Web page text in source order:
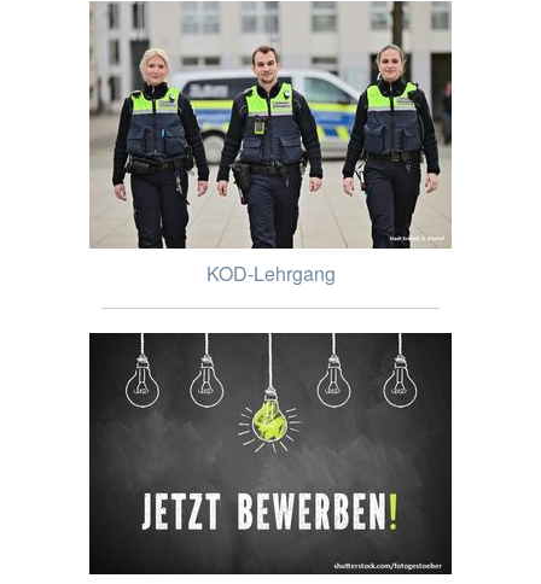
KOD-Lehrgang